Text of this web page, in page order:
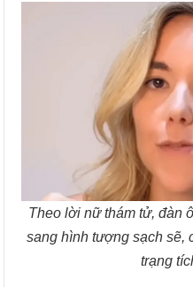
Theo lời nữ thám tử, đàn
sang hình tượng sạch sẽ,
trạng